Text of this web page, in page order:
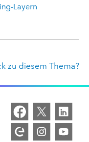
Layern
zu diesem Thema?